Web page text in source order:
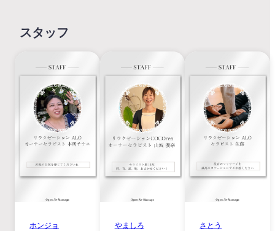
スタッフ
ホンジョ やましろ さとう